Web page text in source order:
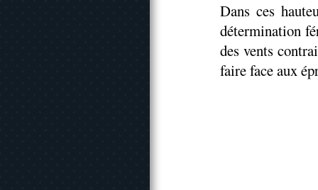
Dans ces
détermination
des vents
faire face aux